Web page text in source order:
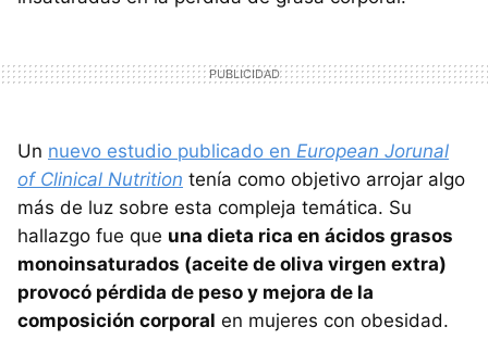
Un nuevo estudio publicado en European Jorunal
of Clinical Nutrition tenía como objetivo arrojar algo
más de luz sobre esta compleja temática. Su
hallazgo fue que una dieta rica en ácidos grasos
monoinsaturados (aceite de oliva virgen extra)
provocó pérdida de peso y mejora de la
composición corporal en mujeres con obesidad.